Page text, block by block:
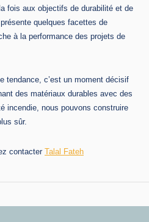
fois aux objectifs de durabilité et de
quelques facettes de
à la performance des projets de
tendance, c’est un moment décisif
des matériaux durables avec des
incendie, nous pouvons construire
sûr.
contacter Talal Fateh